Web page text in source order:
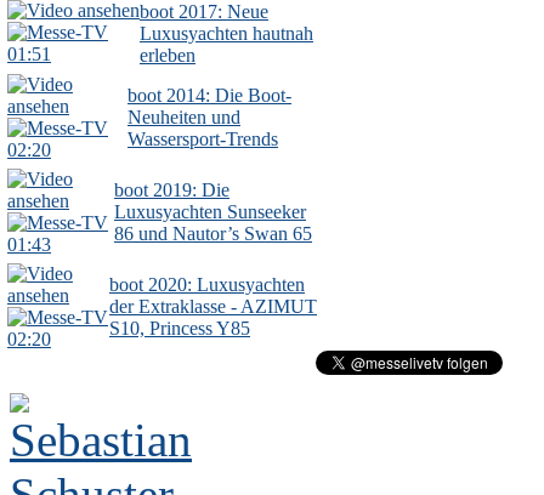
01:51
boot 2017: Neue
Luxusyachten hautnah
erleben
02:20
boot 2014: Die Boot-
Neuheiten und
Wassersport-Trends
01:43
boot 2019: Die
Luxusyachten Sunseeker
86 und Nautor’s Swan 65
02:20
boot 2020: Luxusyachten
der Extraklasse - AZIMUT
S10, Princess Y85